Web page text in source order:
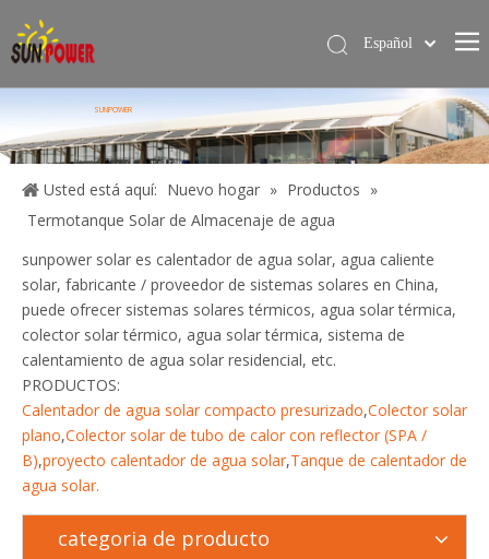
Calentador de agua solar
Servicios
Proyecto
Blog
Sobre nosotros
Contáctame
Español
English
SUNPOWER
Usted está aquí: Nuevo hogar » Productos »
Termotanque Solar de Almacenaje de agua
sunpower solar es calentador de agua solar, agua caliente
solar, fabricante / proveedor de sistemas solares en China,
puede ofrecer sistemas solares térmicos, agua solar térmica,
colector solar térmico, agua solar térmica, sistema de
calentamiento de agua solar residencial, etc.
PRODUCTOS:
Calentador de agua solar compacto presurizado,Colector solar
plano,Colector solar de tubo de calor con reflector (SPA /
B),proyecto calentador de agua solar,Tanque de calentador de
agua solar.
categoria de producto